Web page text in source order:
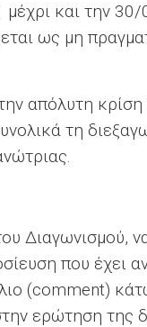
μέχρι και την
ως μη
απόλυτη
τη
Διαγωνισμού,
που έχει
(comment)
ερώτηση της